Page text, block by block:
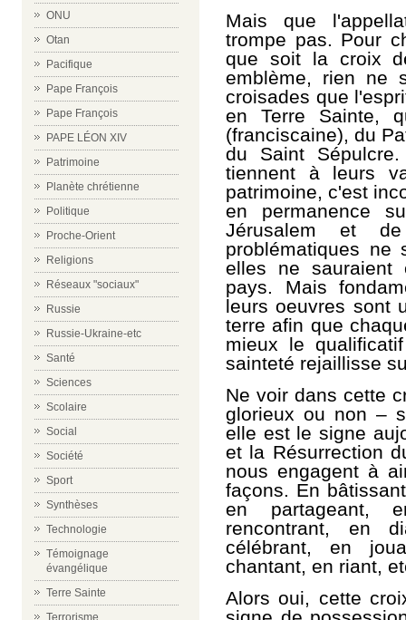
ONU
Otan
Pacifique
Pape François
Pape François
PAPE LÉON XIV
Patrimoine
Planète chrétienne
Politique
Proche-Orient
Religions
Réseaux "sociaux"
Russie
Russie-Ukraine-etc
Santé
Sciences
Scolaire
Social
Société
Sport
Synthèses
Technologie
Témoignage
évangélique
Terre Sainte
Terrorisme
Mais que
trompe pas. Pour
que soit la croix
emblème, rien ne
croisades que
en Terre Sainte,
(franciscaine), du
du Saint
tiennent à leurs
patrimoine, c'est
en permanence
Jérusalem et
problématiques ne
elles ne sauraient
pays. Mais
leurs oeuvres sont
terre afin que
mieux le
sainteté rejaillisse
Ne voir dans cette
glorieux ou non –
elle est le signe
et la Résurrection
nous engagent à
façons. En
en partageant,
rencontrant, en
célébrant, en
chantant, en riant,
Alors oui, cette